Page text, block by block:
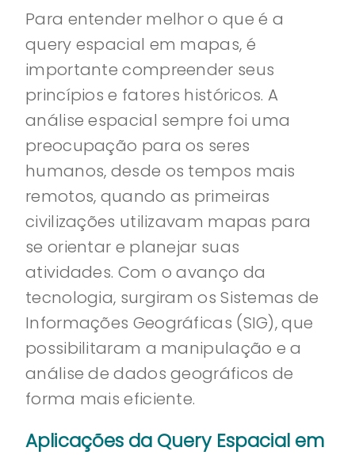
Para entender melhor o que é a
query espacial em mapas, é
importante compreender seus
princípios e fatores históricos. A
análise espacial sempre foi uma
preocupação para os seres
humanos, desde os tempos mais
remotos, quando as primeiras
civilizações utilizavam mapas para
se orientar e planejar suas
atividades. Com o avanço da
tecnologia, surgiram os Sistemas de
Informações Geográficas (SIG), que
possibilitaram a manipulação e a
análise de dados geográficos de
forma mais eficiente.
Aplicações da Query Espacial em